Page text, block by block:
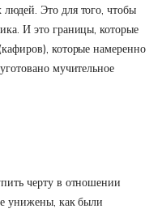
Это для того, чтобы
И это границы, которые
которые намеренно
мучительное
черту в отношении
унижены, как были